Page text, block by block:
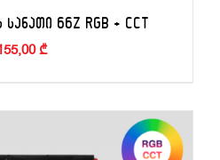
66Z RGB + CCT
₾